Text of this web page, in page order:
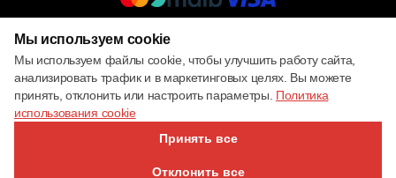
© 2017 – 2026 ECOM
Мы используем cookie
Мы используем файлы cookie, чтобы улучшить работу сайта,
анализировать трафик и в маркетинговых целях. Вы можете
принять, отклонить или настроить параметры. Политика
использования cookie
Принять все
Отклонить все